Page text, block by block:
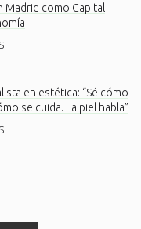
Madrid como Capital
en estética: “Sé cómo
se cuida. La piel habla”